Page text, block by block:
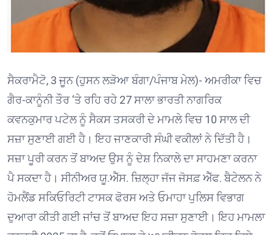
ਸੈਕਰਾਮੈਟੋ, 3 ਜੂਨ (ਹੁਸਨ ਲੜੋਆ ਬੰਗਾ/ਪੰਜਾਬ ਮੇਲ)- ਅਮਰੀਕਾ ਵਿਚ
ਗੈਰ-ਕਾਨੂੰਨੀ ਤੌਰ ‘ਤੇ ਰਹਿ ਰਹੇ 27 ਸਾਲਾ ਭਾਰਤੀ ਨਾਗਰਿਕ
ਕਵਨਕੁਮਾਰ ਪਟੇਲ ਨੂੰ ਸੈਕਸ ਤਸਕਰੀ ਦੇ ਮਾਮਲੇ ਵਿਚ 10 ਸਾਲ ਦੀ
ਸਜ਼ਾ ਸੁਣਾਈ ਗਈ ਹੈ। ਇਹ ਜਾਣਕਾਰੀ ਸੰਘੀ ਵਕੀਲਾਂ ਨੇ ਦਿੱਤੀ ਹੈ।
ਸਜ਼ਾ ਪੂਰੀ ਕਰਨ ਤੋਂ ਬਾਅਦ ਉਸ ਨੂੰ ਦੇਸ਼ ਨਿਕਾਲੇ ਦਾ ਸਾਹਮਣਾ ਕਰਨਾ
ਪੈ ਸਕਦਾ ਹੈ। ਸੀਨੀਅਰ ਯੂ.ਐੱਸ. ਜ਼ਿਲ੍ਹਾ ਜੱਜ ਜੋਸਫ਼ ਐੱਫ. ਬੈਟੇਲਨ ਨੇ
ਹੋਮਲੈਂਡ ਸਕਿਓਰਿਟੀ ਟਾਸਕ ਫੋਰਸ ਅਤੇ ਓਮਾਹਾ ਪੁਲਿਸ ਵਿਭਾਗ
ਦੁਆਰਾ ਕੀਤੀ ਗਈ ਜਾਂਚ ਤੋਂ ਬਾਅਦ ਇਹ ਸਜ਼ਾ ਸੁਣਾਈ। ਇਹ ਮਾਮਲਾ